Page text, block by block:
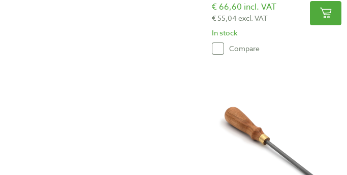
€ 66,60 incl. VAT
€ 55,04 excl. VAT
In stock
Compare